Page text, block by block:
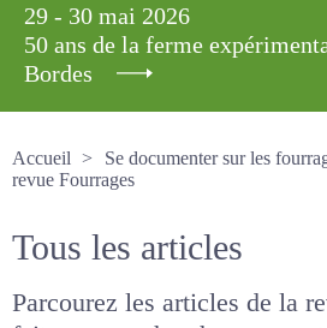
29 - 30 mai 2026
50 ans de la ferme
Bordes
Accueil
Se documenter sur les
La revue Fourrages
Tous les articles
Parcourez les articles de la